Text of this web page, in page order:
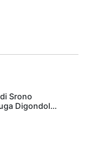
Srono
Digondol…